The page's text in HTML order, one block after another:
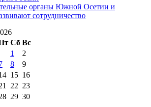
г(14) №98+99 11 июля
№99 4 августа
№99 8 июля 2014 г
г(11)
г
(12)
органы Южной Осетии и
сотрудничество
Сб Вс
1
2
8
9
15 16
22 23
29 30